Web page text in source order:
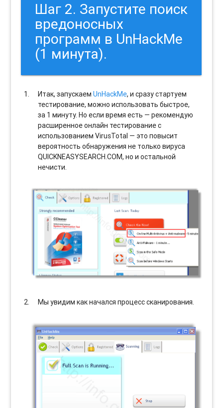
Шаг 2. Запустите поиск
вредоносных
программ в UnHackMe
(1 минута).
Итак, запускаемUnHackMe, и сразу стартуем
тестирование, можно использовать быстрое,
за 1 минуту. Но если время есть — рекомендую
расширенное онлайн тестирование с
использованием VirusTotal — это повысит
вероятность обнаружения не только вируса
QUICKNEASYSEARCH.COM, но и остальной
нечисти.
Мы увидим как начался процесс сканирования.